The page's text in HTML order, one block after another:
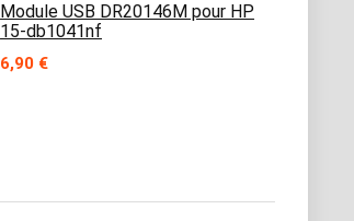
Module USB DR20146M pour HP
15-db1041nf
6,90 €